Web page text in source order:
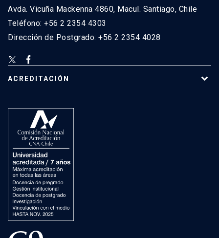
Avda. Vicuña Mackenna 4860, Macul. Santiago, Chile
Teléfono: +56 2 2354 4303
Dirección de Postgrado: +56 2 2354 4028
ACREDITACIÓN